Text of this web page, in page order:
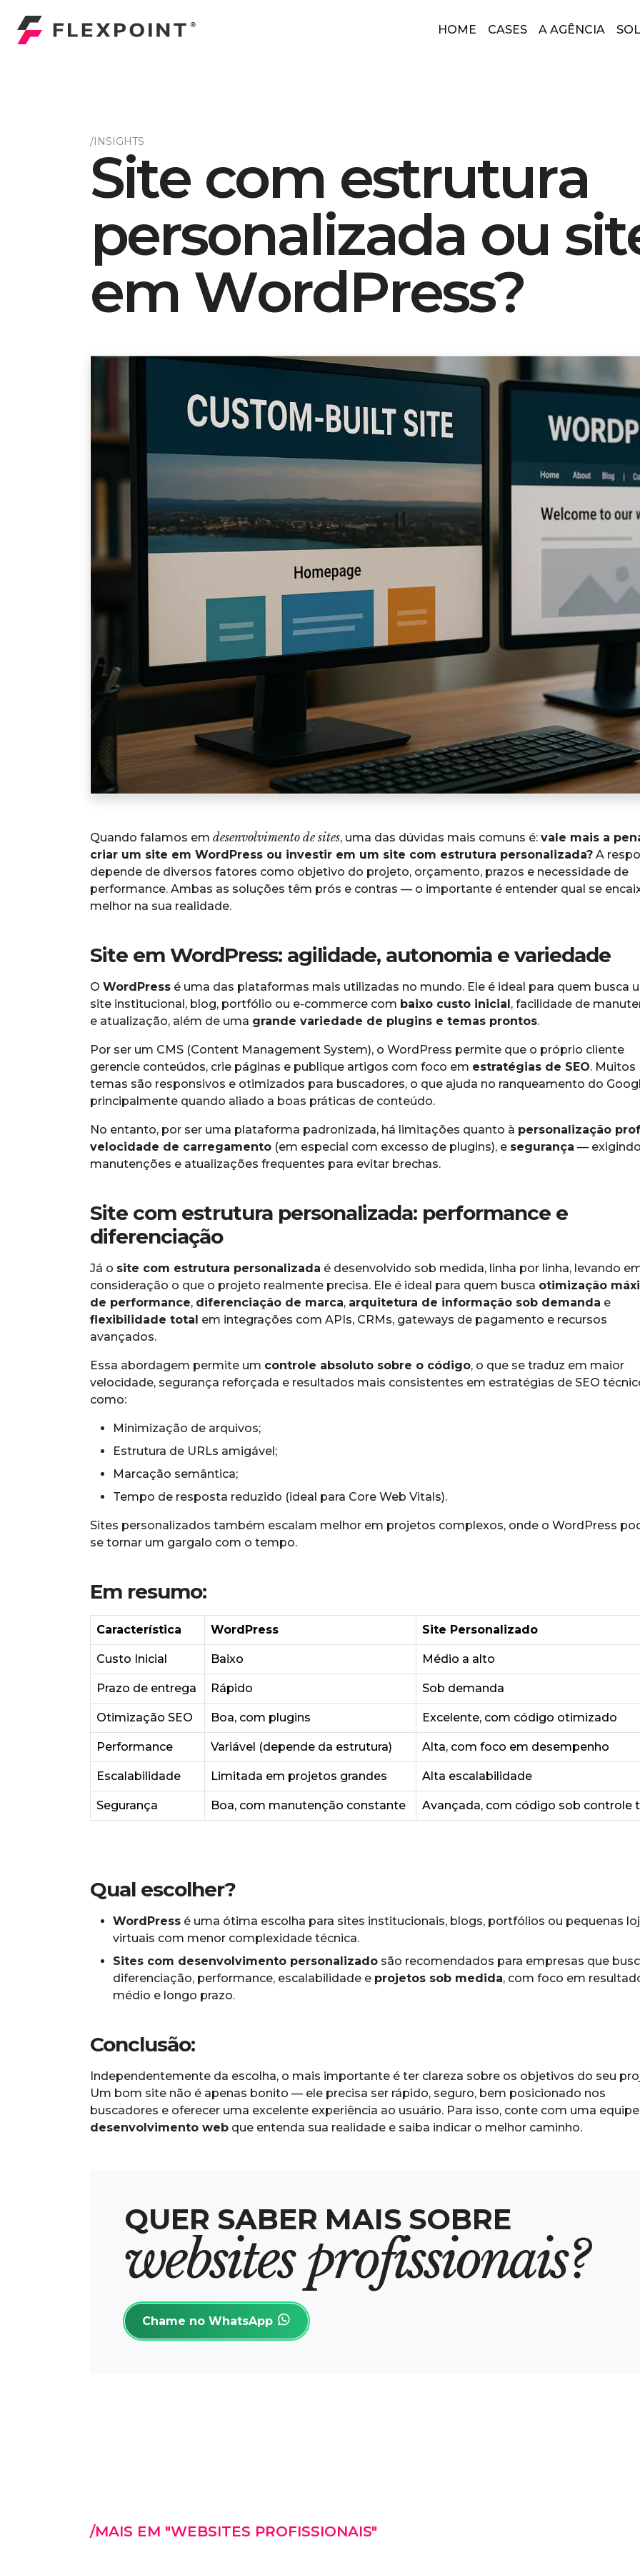
HOME CASES A AGÊNCIA
/INSIGHTS
Site com estrutura
personalizada ou sit
em WordPress?
Quando falamos em desenvolvimento de sites, uma das dúvidas mais comuns é: vale mais a
criar um site em WordPress ou investir em um site com estrutura personalizada? A
depende de diversos fatores como objetivo do projeto, orçamento, prazos e necessidade de
performance. Ambas as soluções têm prós e contras — o importante é entender qual se
melhor na sua realidade.
Site em WordPress: agilidade, autonomia e variedade
O WordPress é uma das plataformas mais utilizadas no mundo. Ele é ideal para quem busca
site institucional, blog, portfólio ou e-commerce com baixo custo inicial , facilidade de
e atualização, além de uma grande variedade de plugins e temas prontos.
Por ser um CMS (Content Management System), o WordPress permite que o próprio cliente
gerencie conteúdos, crie páginas e publique artigos com foco em estratégias de SEO. Muitos
temas são responsivos e otimizados para buscadores, o que ajuda no ranqueamento do
principalmente quando aliado a boas práticas de conteúdo.
No entanto, por ser uma plataforma padronizada, há limitações quanto à personalização
velocidade de carregamento (em especial com excesso de plugins), e segurança —
manutenções e atualizações frequentes para evitar brechas.
Site com estrutura personalizada: performance e
diferenciação
Já o site com estrutura personalizada é desenvolvido sob medida, linha por linha, levando
consideração o que o projeto realmente precisa. Ele é ideal para quem busca otimização
de performance, diferenciação de marca, arquitetura de informação sob demanda e
flexibilidade total em integrações com APIs, CRMs, gateways de pagamento e recursos
avançados.
Essa abordagem permite um controle absoluto sobre o código, o que se traduz em maior
velocidade, segurança reforçada e resultados mais consistentes em estratégias de SEO
como:
Minimização de arquivos;
Estrutura de URLs amigável;
Marcação semântica;
Tempo de resposta reduzido (ideal para Core Web Vitals).
Sites personalizados também escalam melhor em projetos complexos, onde o WordPress
se tornar um gargalo com o tempo.
Em resumo:
Característica WordPress Site Personalizado
Custo Inicial Baixo Médio a alto
Prazo de entrega Rápido Sob demanda
Otimização SEO Boa, com plugins Excelente, com código otimizado
Performance Variável (depende da estrutura) Alta, com foco em desempenho
Escalabilidade Limitada em projetos grandes Alta escalabilidade
Segurança Boa, com manutenção constante Avançada, com código sob controle
Qual escolher?
WordPress é uma ótima escolha para sites institucionais, blogs, portfólios ou pequenas
virtuais com menor complexidade técnica.
Sites com desenvolvimento personalizado são recomendados para empresas que
diferenciação, performance, escalabilidade e projetos sob medida, com foco em
médio e longo prazo.
Conclusão:
Independentemente da escolha, o mais importante é ter clareza sobre os objetivos do seu
Um bom site não é apenas bonito — ele precisa ser rápido, seguro, bem posicionado nos
buscadores e oferecer uma excelente experiência ao usuário. Para isso, conte com uma
desenvolvimento web que entenda sua realidade e saiba indicar o melhor caminho.
QUER SABER MAIS SOBRE
websites profissionais?
Chame no WhatsApp
/MAIS EM "WEBSITES PROFISSIONAIS"